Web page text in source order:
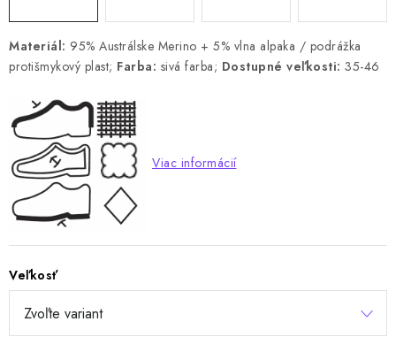
Materiál: 95% Austrálske Merino + 5% vlna alpaka / podrážka
protišmykový plast; Farba: sivá farba; Dostupné veľkosti: 35-46
Viac informácií
Veľkosť